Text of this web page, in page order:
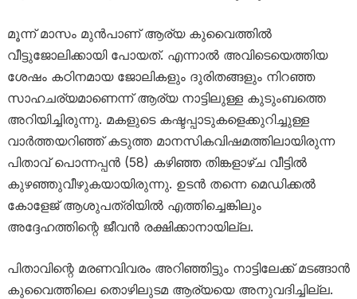
മൂന്ന് മാസം മുൻപാണ് ആര്യ കുവൈത്തിൽ
വീട്ടുജോലിക്കായി പോയത്. എന്നാൽ അവിടെയെത്തിയ
ശേഷം കഠിനമായ ജോലികളും ദുരിതങ്ങളും നിറഞ്ഞ
സാഹചര്യമാണെന്ന് ആര്യ നാട്ടിലുള്ള കുടുംബത്തെ
അറിയിച്ചിരുന്നു. മകളുടെ കഷ്ടപ്പാടുകളെക്കുറിച്ചുള്ള
വാർത്തയറിഞ്ഞ് കടുത്ത മാനസികവിഷമത്തിലായിരുന്ന
പിതാവ് പൊന്നപ്പൻ (58) കഴിഞ്ഞ തിങ്കളാഴ്ച വീട്ടിൽ
കുഴഞ്ഞുവീഴുകയായിരുന്നു. ഉടൻ തന്നെ മെഡിക്കൽ
കോളേജ് ആശുപത്രിയിൽ എത്തിച്ചെങ്കിലും
അദ്ദേഹത്തിന്റെ ജീവൻ രക്ഷിക്കാനായില്ല.
പിതാവിന്റെ മരണവിവരം അറിഞ്ഞിട്ടും നാട്ടിലേക്ക് മടങ്ങാൻ
കുവൈത്തിലെ തൊഴിലുടമ ആര്യയെ അനുവദിച്ചില്ല.